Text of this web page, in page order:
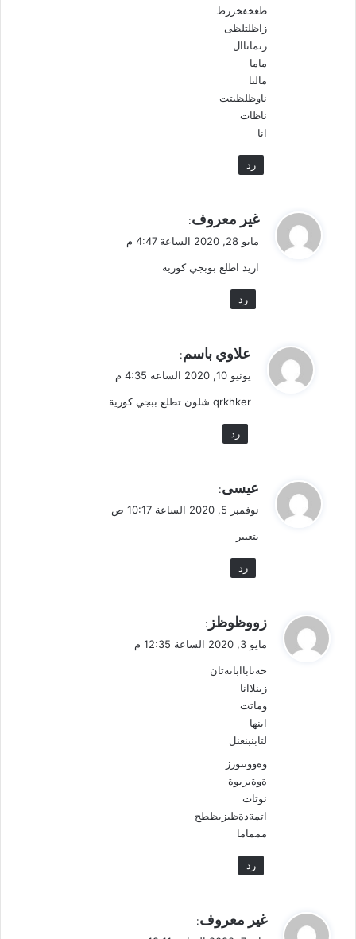
ظغخفخزرظ
زاظلتلظى
زتماناال
ماما
مالنا
ناوظلظبتت
ناظات
انا
رد
ي
ل
غير معروف:
مايو 28, 2020 الساعة 4:47 م
اريد اطلع بوبجي كوريه
رد
ي
ل
علاوي باسم:
يونيو 10, 2020 الساعة 4:35 م
qrkhker شلون تطلع ببجي كورية
رد
ي
ل
عيسى:
نوفمبر 5, 2020 الساعة 10:17 ص
بتعبير
رد
ي
ل
زووظوظز :
مايو 3, 2020 الساعة 12:35 م
حةىابااباىةتان
زىنلاانا
وماتت
ابنها
لتابنبنغنل
وةووىىورز
ةوةىزىوة
نوتات
اتمةدةظىزىظطح
ممماما
رد
ي
غير معروف: